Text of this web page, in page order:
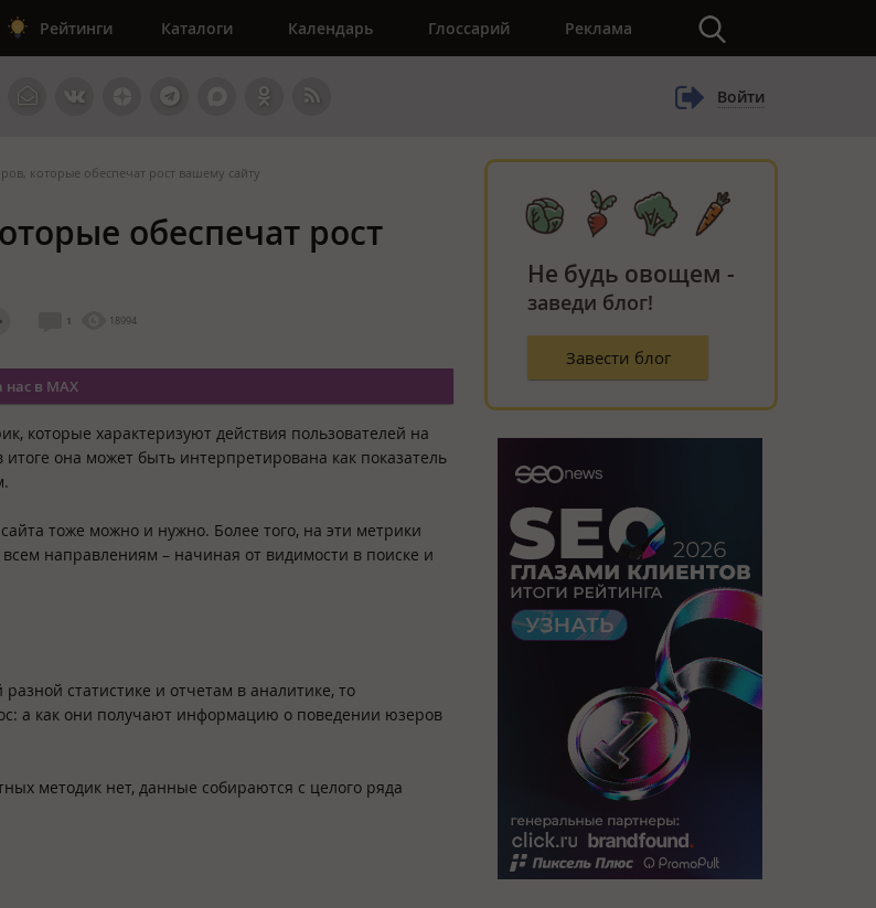
Рейтинги Каталоги Календарь Глоссарий Реклама
Войти
которые обеспечат рост вашему сайту
обеспечат рост
1 18994
в MAX
которые характеризуют действия пользователей на
она может быть интерпретирована как показатель
тоже можно и нужно. Более того, на эти метрики
направлениям – начиная от видимости в поиске и
статистике и отчетам в аналитике, то
а как они получают информацию о поведении юзеров
методик нет, данные собираются с целого ряда
Не будь овощем -
заведи блог!
Завести блог